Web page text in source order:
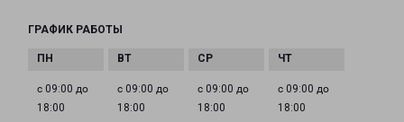
ГРАФИК РАБОТЫ
с 09:00 до
18:00
с 09:00 до
18:00
с 09:00 до
18:00
с 09:00 до
18:00